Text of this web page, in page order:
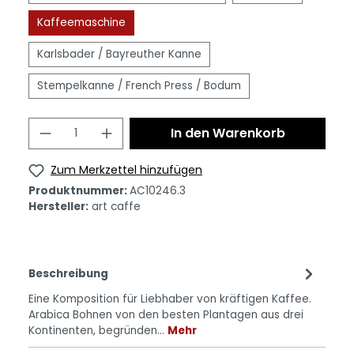
Kaffeemaschine
Karlsbader / Bayreuther Kanne
Stempelkanne / French Press / Bodum
In den Warenkorb
Zum Merkzettel hinzufügen
Produktnummer:AC10246.3
Hersteller: art caffe
Beschreibung
Eine Komposition für Liebhaber von kräftigen Kaffee.
Arabica Bohnen von den besten Plantagen aus drei
Kontinenten, begründen… Mehr